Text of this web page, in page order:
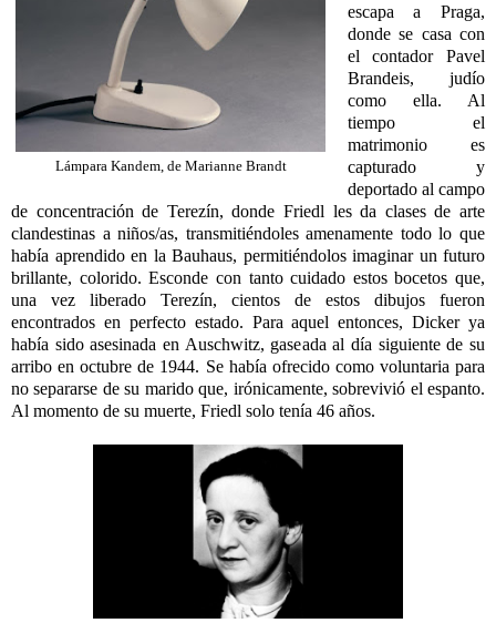
Lámpara Kandem, de Marianne Brandt
escapa a Praga,
donde se casa con
el contador Pavel
Brandeis, judío
como ella. Al
tiempo el
matrimonio es
capturado y
deportado al campo
de concentración de Terezín, donde Friedl les da clases de arte
clandestinas a niños/as, transmitiéndoles amenamente todo lo que
había aprendido en la Bauhaus, permitiéndolos imaginar un futuro
brillante, colorido. Esconde con tanto cuidado estos bocetos que,
una vez liberado Terezín, cientos de estos dibujos fueron
encontrados en perfecto estado. Para aquel entonces, Dicker ya
había sido asesinada en Auschwitz, gaseada al día siguiente de su
arribo en octubre de 1944. Se había ofrecido como voluntaria para
no separarse de su marido que, irónicamente, sobrevivió el espanto.
Al momento de su muerte, Friedl solo tenía 46 años.